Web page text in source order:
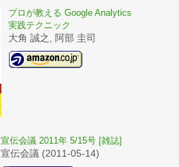
プロが教える Google Analytics
実践テクニック
大角 誠之, 阿部 圭司
宣伝会議 2011年 5/15号 [雑誌]
宣伝会議 (2011-05-14)